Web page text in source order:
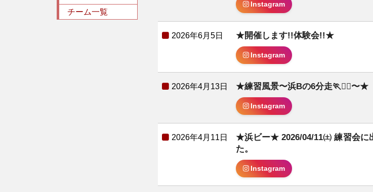
チーム一覧
Instagram
2026年6月5日 ★開催します!!体験会!!★
Instagram
2026年4月13日 ★練習風景〜浜Bの6分走🏃🏃‍♀️〜★
Instagram
2026年4月11日
★浜ビー★ 2026/04/11㈯ 練習会に
た。
Instagram